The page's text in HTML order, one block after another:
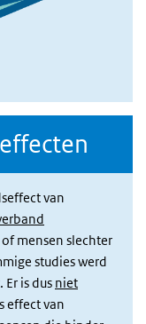
van
mensen slechter
studies werd
is dus niet
effect van